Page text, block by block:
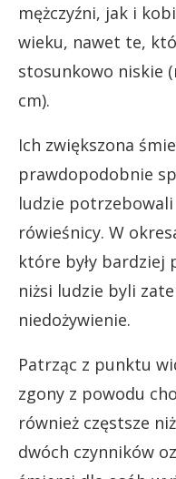
mężczyźni, jak i
wieku, nawet te,
stosunkowo niskie
cm).
Ich zwiększona
prawdopodobnie
ludzie
rówieśnicy. W
które były bardziej
niżsi ludzie byli
niedożywienie.
Patrząc z punktu
zgony z powodu
również częstsze
dwóch czynników